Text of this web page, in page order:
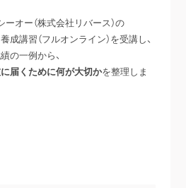
オー（株式会社リバース）の
講習（フルオンライン）を受講し、
の一例から、
届くために何が大切かを整理しま